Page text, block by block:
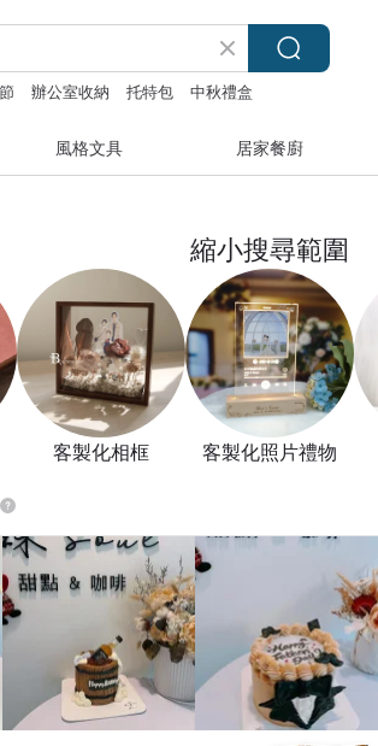
辦公室收納 托特包 中秋禮盒
風格文具 居家餐廚
縮小搜尋範圍
客製化相框 客製化照片禮物